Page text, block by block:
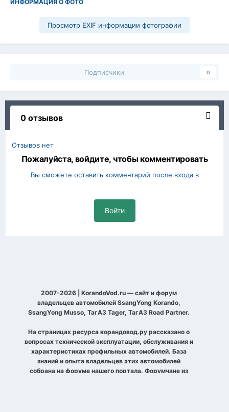
ИНФОРМАЦИЯ О ФОТО
Просмотр EXIF информации фотографии
Подписчики 0
0 отзывов
Отзывов нет
Пожалуйста, войдите, чтобы комментировать
Вы сможете оставить комментарий после входа в
Войти
2007-2026 | KorandoVod.ru — сайт и форум
владельцев автомобилей SsangYong Korando,
SsangYong Musso, ТагАЗ Tager, ТагАЗ Road Partner.
На страницах ресурса корандовод.ру рассказано о
вопросах технической эксплуатации, обслуживания и
характеристиках профильных автомобилей. База
знаний и опыта владельцев этих автомобилей
собрана на форуме нашего портала. Форумчане из